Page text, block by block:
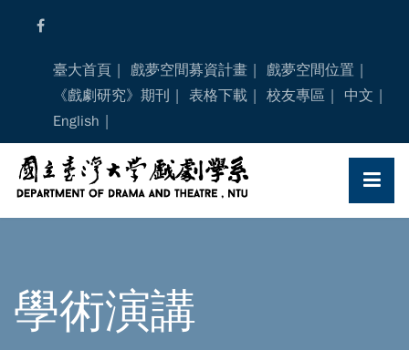
臺大首頁 戲夢空間募資計畫
戲夢空間位置
《戲劇研究》期刊
表格下載 校友專區
中文
English
學術演講